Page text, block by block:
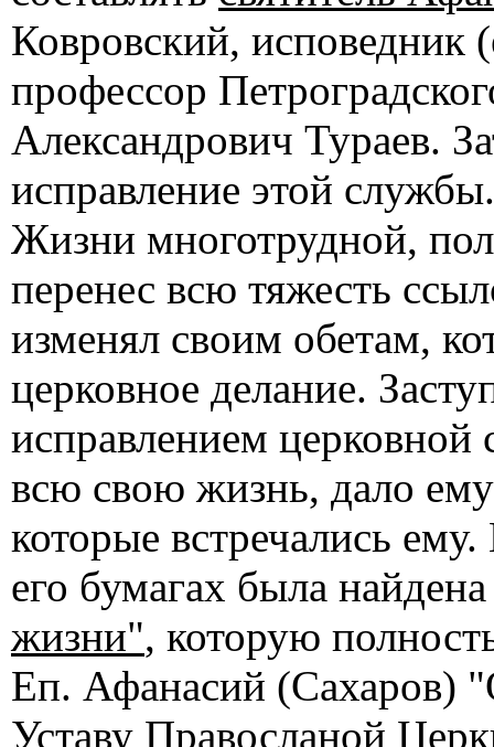
Ковровский,
профессор
Александрович Тураев.
исправление этой
Жизни многотрудной,
перенес всю тяжесть
изменял своим обетам,
церковное делание.
исправлением
всю свою жизнь, дало
которые встречались
его бумагах была
жизни", которую
Еп. Афанасий (Сахаров)
Уставу Правосланой